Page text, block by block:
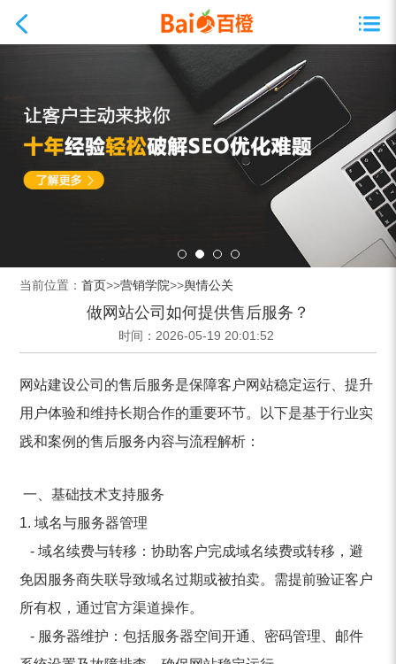
当前位置：首页>>营销学院>>舆情公关
做网站公司如何提供售后服务？
时间：2026-05-19 20:01:52
网站建设公司的售后服务是保障客户网站稳定运行、提升
用户体验和维持长期合作的重要环节。以下是基于行业实
践和案例的售后服务内容与流程解析：
一、基础技术支持服务
1. 域名与服务器管理
- 域名续费与转移：协助客户完成域名续费或转移，避
免因服务商失联导致域名过期或被拍卖。需提前验证客户
所有权，通过官方渠道操作。
- 服务器维护：包括服务器空间开通、密码管理、邮件